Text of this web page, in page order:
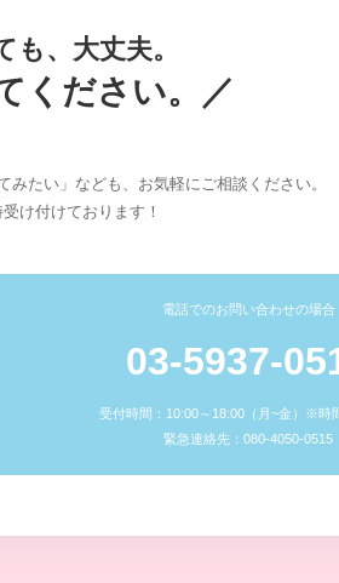
、大丈夫。
ください。／
みたい」なども、お気軽にご相談ください。
け付けております！
電話でのお問い合わせの場合
03-5937-
受付時間：10:00～18:00（月~金）※時
緊急連絡先：080-4050-0515